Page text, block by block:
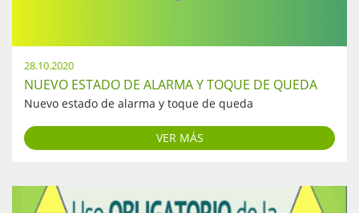
28.10.2020
NUEVO ESTADO DE ALARMA Y TOQUE DE QUEDA
Nuevo estado de alarma y toque de queda
VER MÁS